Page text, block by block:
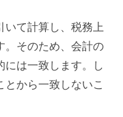
いて計算し、税務上
。そのため、会計の
には一致します。し
から一致しないこ